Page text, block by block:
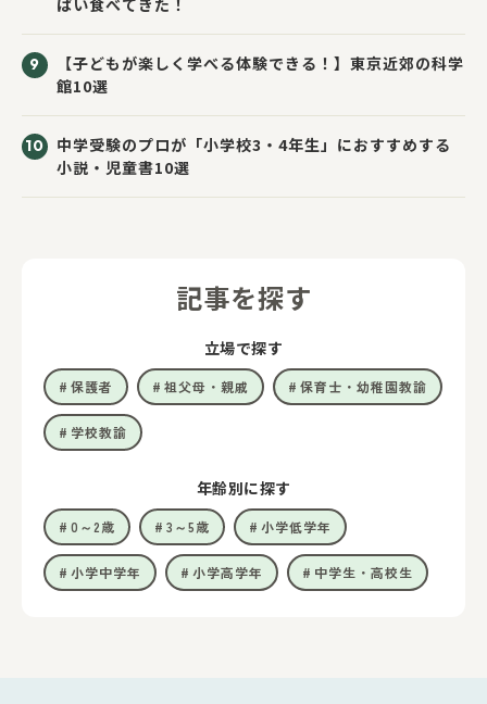
【子どもが楽しく学べる体験できる！】東京近郊の科学
館10選
中学受験のプロが「小学校3・4年生」におすすめする
小説・児童書10選
記事を探す
立場で探す
保護者 祖父母・親戚 保育士・幼稚園教諭
学校教諭
年齢別に探す
0～2歳 3～5歳 小学低学年
小学中学年 小学高学年 中学生・高校生